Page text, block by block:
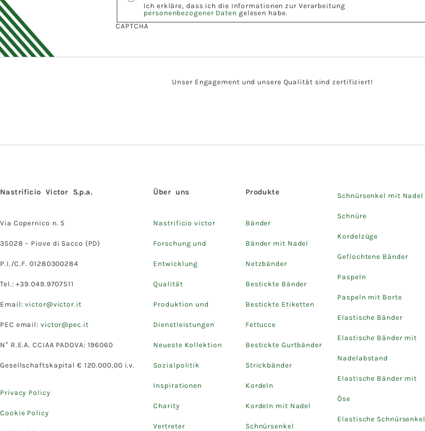
Ich erkläre, dass ich die Informationen zur Verarbeitung
personenbezogener Daten gelesen habe.
CAPTCHA
Unser Engagement und unsere Qualität sind zertifiziert!
Nastrificio Victor S.p.a.
Via Copernico n. 5
35028 – Piove di Sacco (PD)
P.I./C.F. 01280300284
Tel.: +39.049.9707511
Email:victor@victor.it
PEC email: victor@pec.it
N° R.E.A. CCIAA PADOVA: 196060
Gesellschaftskapital € 120.000,00 i.v.
Privacy Policy
Cookie Policy
Über uns
Nastrificio victor
Forschung und
Entwicklung
Qualität
Produktion und
Dienstleistungen
Neueste Kollektion
Sozialpolitik
Inspirationen
Charity
Vertreter
Produkte
Bänder
Bänder mit Nadel
Netzbänder
Bestickte Bänder
Bestickte Etiketten
Fettucce
Bestickte Gurtbänder
Strickbänder
Kordeln
Kordeln mit Nadel
Schnürsenkel
Schnürsenkel mit Nadel
Schnüre
Kordelzüge
Geflochtene Bänder
Paspeln
Paspeln mit Borte
Elastische Bänder
Elastische Bänder mit
Nadelabstand
Elastische Bänder mit
Öse
Elastische Schnürsenkel